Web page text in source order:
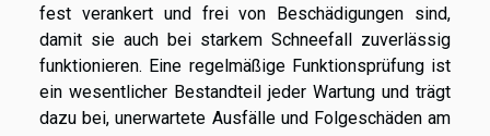
fest verankert und frei von Beschädigungen sind,
damit sie auch bei starkem Schneefall zuverlässig
funktionieren. Eine regelmäßige Funktionsprüfung ist
ein wesentlicher Bestandteil jeder Wartung und trägt
dazu bei, unerwartete Ausfälle und Folgeschäden am